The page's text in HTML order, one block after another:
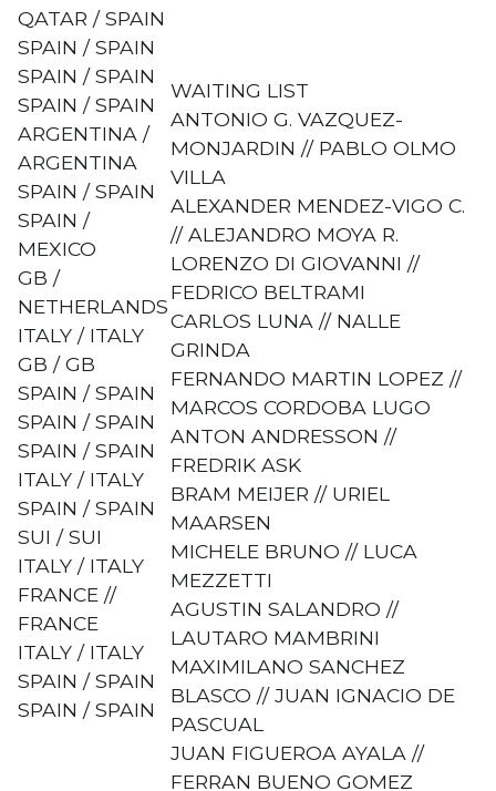
QATAR / SPAIN
SPAIN / SPAIN
SPAIN / SPAIN
SPAIN / SPAIN
ARGENTINA /
ARGENTINA
SPAIN / SPAIN
SPAIN /
MEXICO
GB /
NETHERLANDS
ITALY / ITALY
GB / GB
SPAIN / SPAIN
SPAIN / SPAIN
SPAIN / SPAIN
ITALY / ITALY
SPAIN / SPAIN
SUI / SUI
ITALY / ITALY
FRANCE //
FRANCE
ITALY / ITALY
SPAIN / SPAIN
SPAIN / SPAIN
WAITING LIST
ANTONIO G. VAZQUEZ-
MONJARDIN // PABLO OLMO
VILLA
ALEXANDER MENDEZ-VIGO C.
// ALEJANDRO MOYA R.
LORENZO DI GIOVANNI //
FEDRICO BELTRAMI
CARLOS LUNA // NALLE
GRINDA
FERNANDO MARTIN LOPEZ //
MARCOS CORDOBA LUGO
ANTON ANDRESSON //
FREDRIK ASK
BRAM MEIJER // URIEL
MAARSEN
MICHELE BRUNO // LUCA
MEZZETTI
AGUSTIN SALANDRO //
LAUTARO MAMBRINI
MAXIMILANO SANCHEZ
BLASCO // JUAN IGNACIO DE
PASCUAL
JUAN FIGUEROA AYALA //
FERRAN BUENO GOMEZ